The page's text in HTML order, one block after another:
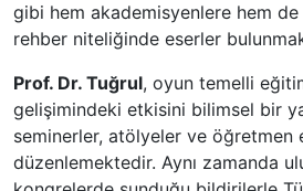
gibi hem akademisyenlere hem
rehber niteliğinde eserler
Prof. Dr. Tuğrul, oyun temelli
gelişimindeki etkisini bilimsel bir
seminerler, atölyeler ve öğretmen
düzenlemektedir. Aynı zamanda